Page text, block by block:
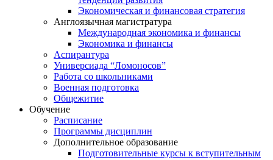
Экономическая и финансовая стратегия
Англоязычная магистратура
Международная экономика и финансы
Экономика и финансы
Аспирантура
Универсиада “Ломоносов”
Работа со школьниками
Военная подготовка
Общежитие
Обучение
Расписание
Программы дисциплин
Дополнительное образование
Подготовительные курсы к вступительным